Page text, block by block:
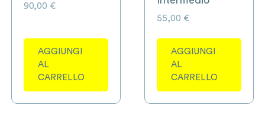
90,00 €
AGGIUNGI
AL
CARRELLO
55,00 €
AGGIUNGI
AL
CARRELLO